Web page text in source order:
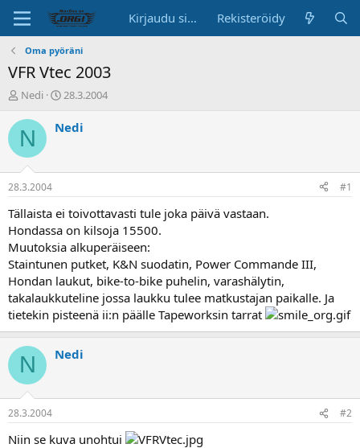
Kirjaudu sisään Rekisteröidy
Oma pyöräni
VFR Vtec 2003
K
s
k
s
t
e
l
n
a
l
o
i
t
j
a
Nedi
A
o
p
ä
v
ä
28.3.2004
N Nedi
28.3.2004 #1
Tällaista ei toivottavasti tule joka päivä vastaan.
Hondassa on kilsoja 15500.
Muutoksia alkuperäiseen:
Staintunen putket, K&N suodatin, Power Commande III,
Hondan laukut, bike-to-bike puhelin, varashälytin,
takalaukkuteline jossa laukku tulee matkustajan paikalle. Ja
tietekin pisteenä ii:n päälle Tapeworksin tarrat
N Nedi
28.3.2004 #2
Niin se kuva unohtui